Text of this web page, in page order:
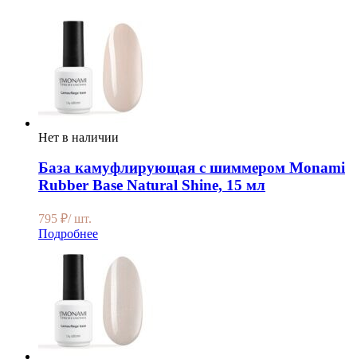
Нет в наличии
База камуфлирующая с шиммером Monami
Rubber Base Natural Shine, 15 мл
795 ₽/ шт.
Подробнее